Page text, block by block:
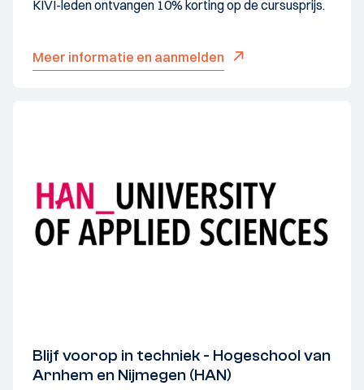
KIVI-leden ontvangen 10% korting op de cursusprijs.
Meer informatie en aanmelden
Blijf voorop in techniek - Hogeschool van
Arnhem en Nijmegen (HAN)